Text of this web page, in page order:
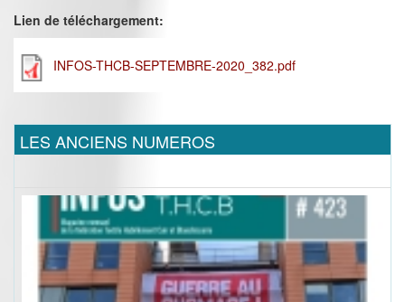
Lien de téléchargement:
INFOS-THCB-SEPTEMBRE-2020_382.pdf
LES ANCIENS NUMEROS